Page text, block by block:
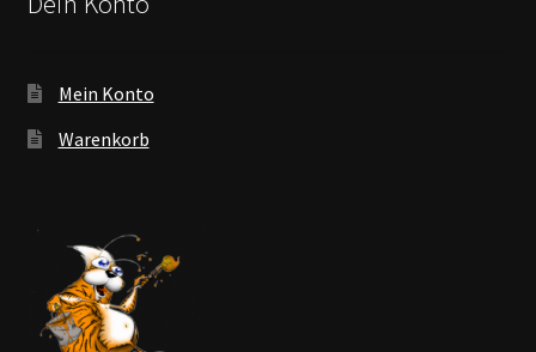
Mein Konto
Warenkorb